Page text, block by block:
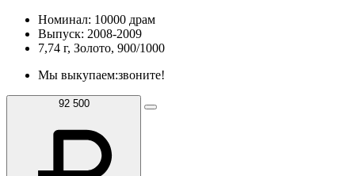
Номинал: 10000 драм
Выпуск: 2008-2009
7,74 г, Золото, 900/1000
Мы выкупаем:звоните!
92 500